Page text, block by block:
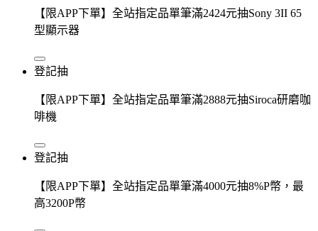
【限APP下單】全站指定品單筆滿2424元抽Sony 3II 65
型顯示器
登記抽
【限APP下單】全站指定品單筆滿2888元抽Siroca研磨咖
啡機
登記抽
【限APP下單】全站指定品單筆滿4000元抽8%P幣，最
高3200P幣